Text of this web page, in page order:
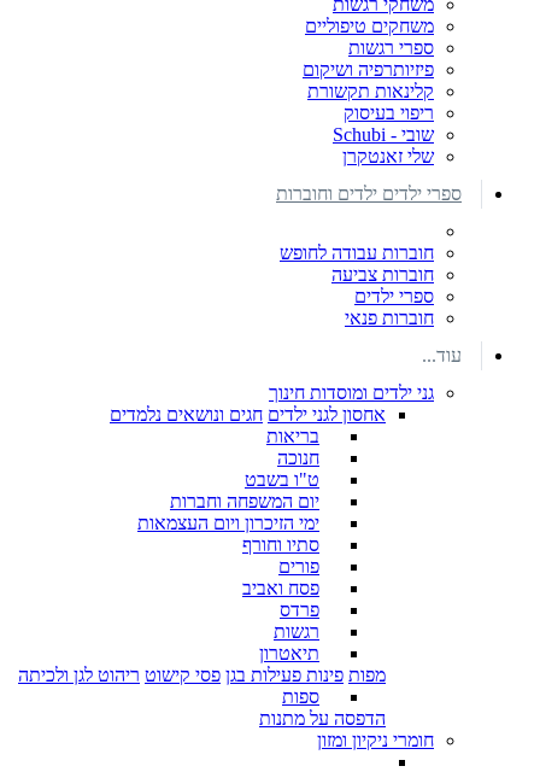
משחקי רגשות
משחקים טיפוליים
ספרי רגשות
פיזיותרפיה ושיקום
קלינאות תקשורת
ריפוי בעיסוק
שובי - Schubi
שלי זאנטקרן
ספרי ילדים ילדים וחוברות
חוברות עבודה לחופש
חוברות צביעה
ספרי ילדים
חוברות פנאי
עוד...
גני ילדים ומוסדות חינוך
אחסון לגני ילדים חגים ונושאים נלמדים
בריאות
חנוכה
ט"ו בשבט
יום המשפחה וחברות
ימי הזיכרון ויום העצמאות
סתיו וחורף
פורים
פסח ואביב
פרדס
רגשות
תיאטרון
מפות פינות פעילות בגן פסי קישוט ריהוט לגן ולכיתה
ספות
הדפסה על מתנות
חומרי ניקיון ומזון